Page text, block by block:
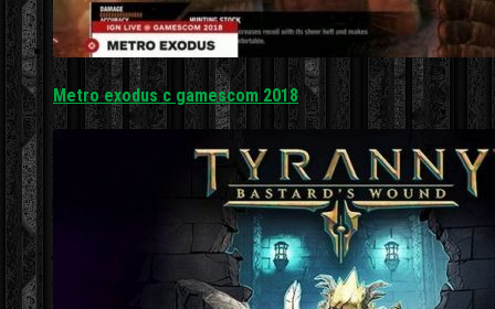
Metro exodus с gamescom 2018